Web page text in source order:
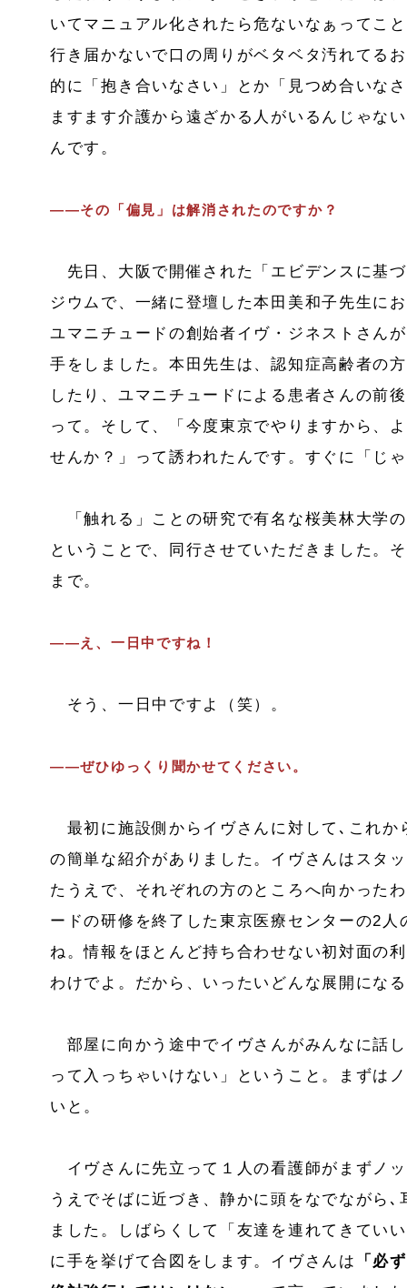
いてマニュアル化されたら危ないなぁってこ
行き届かないで口の周りがベタベタ汚れてる
的に「抱き合いなさい」とか「見つめ合い
ますます介護から遠ざかる人がいるんじゃな
んです。
――その「偏見」は解消されたのですか？
先日、大阪で開催された「エビデンスに基
ジウムで、一緒に登壇した本田美和子先生に
ユマニチュードの創始者イヴ・ジネストさん
手をしました。本田先生は、認知症高齢者の
したり、ユマニチュードによる患者さんの前
って。そして、「今度東京でやりますから、
せんか？」って誘われたんです。すぐに「じ
「触れる」ことの研究で有名な桜美林大学
ということで、同行させていただきました。
まで。
――え、一日中ですね！
そう、一日中ですよ（笑）。
――ぜひゆっくり聞かせてください。
最初に施設側からイヴさんに対して､これか
の簡単な紹介がありました。イヴさんはスタ
たうえで、それぞれの方のところへ向かった
ードの研修を終了した東京医療センターの2
ね。情報をほとんど持ち合わせない初対面の
わけでよ。だから、いったいどんな展開にな
部屋に向かう途中でイヴさんがみんなに話
って入っちゃいけない」ということ。まずは
いと。
イヴさんに先立って１人の看護師がまずノ
うえでそばに近づき、静かに頭をなでながら
ました。しばらくして「友達を連れてきてい
に手を挙げて合図をします。イヴさんは
「必